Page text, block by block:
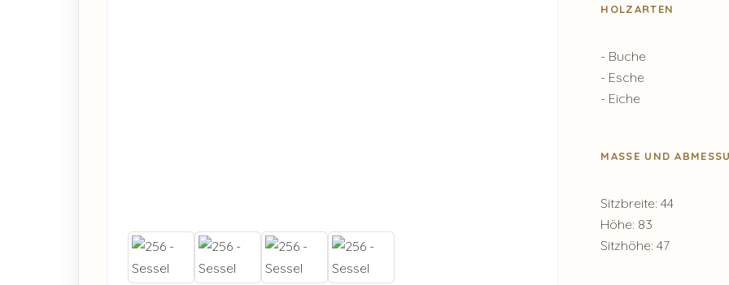
HOLZARTEN
- Buche
- Esche
- Eiche
MASSE UND
Sitzbreite: 44
Höhe: 83
Sitzhöhe: 47